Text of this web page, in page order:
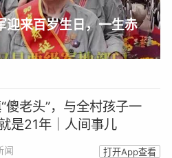
迎来百岁生日，一生赤
傻老头”，与全村孩子一
是21年｜人间事儿
闻 打开App查看